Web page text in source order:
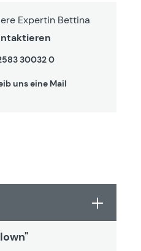
Expertin Bettina
30032 0
uns eine Mail